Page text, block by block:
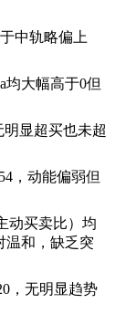
中轨略偏上
均大幅高于0但
明显超买也未超
，动能偏弱但
动买卖比）均
温和，缺乏突
，无明显趋势